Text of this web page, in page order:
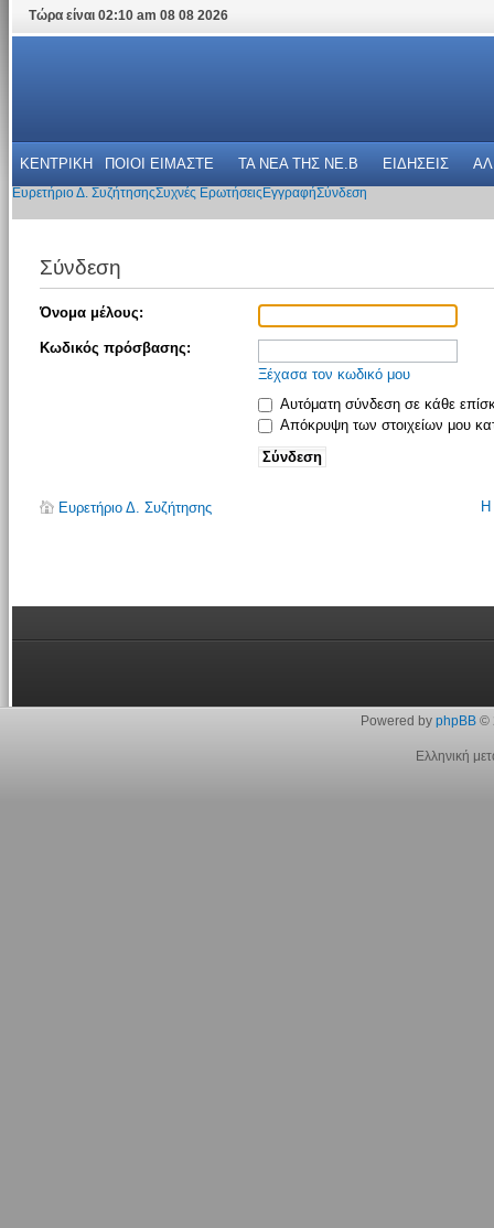
Τώρα είναι 02:10 am 08 08 2026
ΚΕΝΤΡΙΚΗ ΠΟΙΟΙ ΕΙΜΑΣΤΕ ΤΑ ΝΕΑ THΣ NE.B ΕΙΔΗΣΕΙΣ
Ευρετήριο Δ. ΣυζήτησηςΣυχνές Ερωτήσεις ΕγγραφήΣύνδεση
Σύνδεση
Όνομα μέλους:
Κωδικός πρόσβασης:
Ξέχασα τον κωδικό μου
Αυτόματη σύνδεση σε κάθε
Απόκρυψη των στοιχείων μου
Ευρετήριο Δ. Συζήτησης Η
Powered by phpBB©
Ελληνική